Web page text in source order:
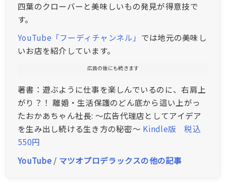
四葉のクローバーと美味しいもの発見が得意技で
す。
YouTube「フーディチャンネル」 では地元の美味し
いお店を紹介しています。
広告の後にも続きます
著書：遊ぶように仕事を楽しんでいるのに、右肩上
がり？！ 離婚・生活保護のどん底から這い上がっ
たおかあちゃん社長: ～広告代理店としてアイデア
を生み出し続ける生き方の秘密～ Kindle版 税込
550円
YouTube/ マツオプロデラックスの他の記事